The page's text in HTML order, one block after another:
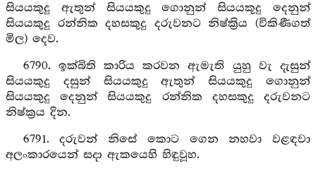
සියයකුදු ඇතුන් සියයකුදු ගොනුන් සියයකුදු දෙනුන්
සියයකුදු රන්නික දහසකුදු දරුවනට නිෂ්ක්‍රිය (විකිණීගත්
මිල) දෙව.
6790. ඉක්බිති කාරිය කරවන ඇමැති යුහු වැ දැසුන්
සියයකුදු දසුන් සියයකුදු ඇතුන් සියයකුදු ගොනුන්
සියයකුදු දෙනුන් සියයකුදු රන්නික දහසකුදු දරුවනට
නිෂ්ක්‍රය දින.
6791. දරුවන් නිසේ කොට ගෙන නහවා වළඳවා
අලංකාරයෙන් සදා ඇකයෙහි හිඳුවූහ.